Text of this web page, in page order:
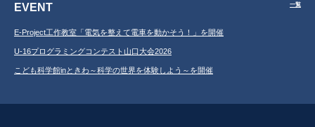
EVENT 一覧
E-Project工作教室「電気を整えて電車を動かそう！」を開催
U-16プログラミングコンテスト山口大会2026
こども科学館inときわ～科学の世界を体験しよう～を開催